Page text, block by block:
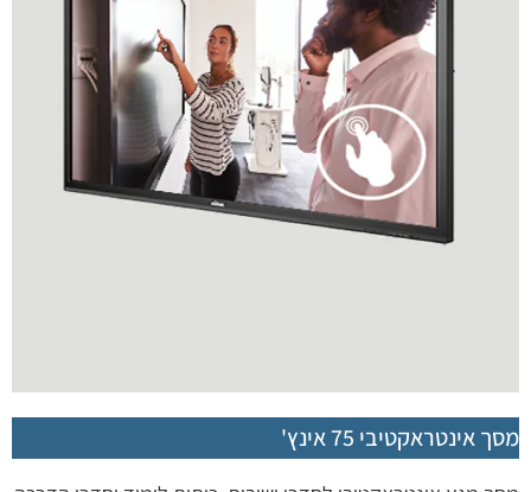
מסך אינטראקטיבי 75 אינץ'